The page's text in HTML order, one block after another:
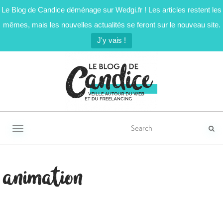
Le Blog de Candice déménage sur Wedgi.fr ! Les articles restent les
mêmes, mais les nouvelles actualités se feront sur le nouveau site.
J'y vais !
Activer/désactiver la navigation
animation